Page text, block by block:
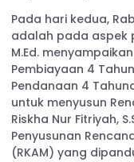
Pada hari kedua,
adalah pada aspek
M.Ed.
Pembiayaan 4
Pendanaan 4
untuk menyusun
Riskha Nur Fitriyah,
Penyusunan
(RKAM) yang